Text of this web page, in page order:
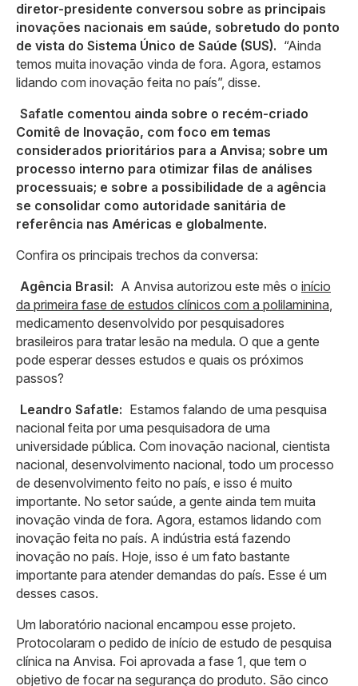
diretor-presidente conversou sobre as principais
inovações nacionais em saúde, sobretudo do ponto
de vista do Sistema Único de Saúde (SUS). “Ainda
temos muita inovação vinda de fora. Agora, estamos
lidando com inovação feita no país”, disse.
Safatle comentou ainda sobre o recém-criado
Comitê de Inovação, com foco em temas
considerados prioritários para a Anvisa; sobre um
processo interno para otimizar filas de análises
processuais; e sobre a possibilidade de a agência
se consolidar como autoridade sanitária de
referência nas Américas e globalmente.
Confira os principais trechos da conversa:
Agência Brasil: A Anvisa autorizou este mês o início
da primeira fase de estudos clínicos com a polilaminina,
medicamento desenvolvido por pesquisadores
brasileiros para tratar lesão na medula. O que a gente
pode esperar desses estudos e quais os próximos
passos?
Leandro Safatle: Estamos falando de uma pesquisa
nacional feita por uma pesquisadora de uma
universidade pública. Com inovação nacional, cientista
nacional, desenvolvimento nacional, todo um processo
de desenvolvimento feito no país, e isso é muito
importante. No setor saúde, a gente ainda tem muita
inovação vinda de fora. Agora, estamos lidando com
inovação feita no país. A indústria está fazendo
inovação no país. Hoje, isso é um fato bastante
importante para atender demandas do país. Esse é um
desses casos.
Um laboratório nacional encampou esse projeto.
Protocolaram o pedido de início de estudo de pesquisa
clínica na Anvisa. Foi aprovada a fase 1, que tem o
objetivo de focar na segurança do produto. São cinco